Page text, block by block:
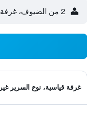
2 من الضيوف، غرفة واحدة
غرفة قياسية، نوع السرير